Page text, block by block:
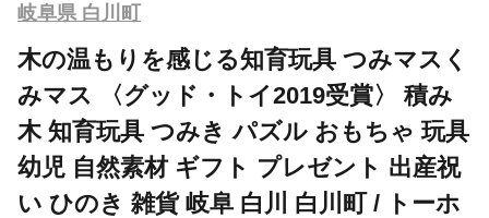
岐阜県 白川町
木の温もりを感じる知育玩具 つみマスく
みマス 〈グッド・トイ2019受賞〉 積み
木 知育玩具 つみき パズル おもちゃ 玩具
幼児 自然素材 ギフト プレゼント 出産祝
い ひのき 雑貨 岐阜 白川 白川町 / トーホ